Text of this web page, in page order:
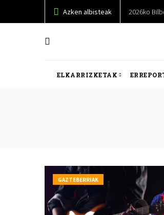
Azken albisteak 2026ko
ELKARRIZKETAK
GAZTEBERRIAK